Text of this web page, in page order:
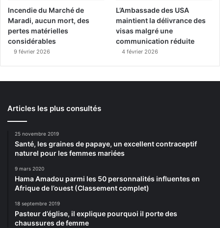
Incendie du Marché de
Maradi, aucun mort, des
pertes matérielles
considérables
9 février 2026
L’Ambassade des USA
maintient la délivrance des
visas malgré une
communication réduite
4 février 2026
Articles les plus consultés
25 novembre 2019
Santé, les graines de papaye, un excellent contraceptif
naturel pour les femmes mariées
9 mars 2020
Hama Amadou parmi les 50 personnalités influentes en
Afrique de l’ouest (Classement complet)
18 septembre 2019
Pasteur d’église, il explique pourquoi il porte des
chaussures de femme